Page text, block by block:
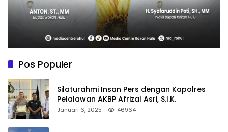
Pos Populer
Silaturahmi Insan Pers dengan Kapolres
Pelalawan AKBP Afrizal Asri, S.I.K.
Januari 6, 2025 46964